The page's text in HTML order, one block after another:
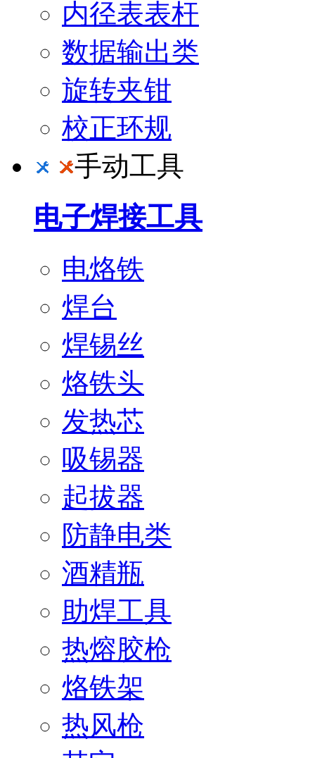
内径表表杆
数据输出类
旋转夹钳
校正环规
手动工具
电子焊接工具
电烙铁
焊台
焊锡丝
烙铁头
发热芯
吸锡器
起拔器
防静电类
酒精瓶
助焊工具
热熔胶枪
烙铁架
热风枪